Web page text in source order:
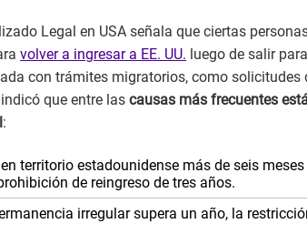
Legal en USA señala que ciertas
volver a ingresar a EE. UU. luego de salir
con trámites migratorios, como solicitudes
que entre las causas más frecuentes
:
territorio estadounidense más de seis
de reingreso de tres años.
irregular supera un año, la